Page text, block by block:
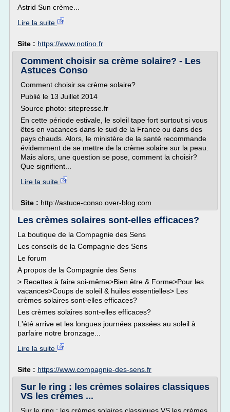
Astrid Sun crème...
Lire la suite
Site : https://www.notino.fr
Comment choisir sa crème solaire? - Les
Astuces Conso
Comment choisir sa crème solaire?
Publié le 13 Juillet 2014
Source photo: sitepresse.fr
En cette période estivale, le soleil tape fort surtout si vous
êtes en vacances dans le sud de la France ou dans des
pays chauds. Alors, le ministère de la santé recommande
évidemment de se mettre de la crème solaire sur la peau.
Mais alors, une question se pose, comment la choisir?
Que signifient...
Lire la suite
Site : http://astuce-conso.over-blog.com
Les crèmes solaires sont-elles efficaces?
La boutique de la Compagnie des Sens
Les conseils de la Compagnie des Sens
Le forum
A propos de la Compagnie des Sens
> Recettes à faire soi-même>Bien être & Forme>Pour les
vacances>Coups de soleil & huiles essentielles> Les
crèmes solaires sont-elles efficaces?
Les crèmes solaires sont-elles efficaces?
L'été arrive et les longues journées passées au soleil à
parfaire notre bronzage...
Lire la suite
Site : https://www.compagnie-des-sens.fr
Sur le ring : les crèmes solaires classiques
VS les crèmes ...